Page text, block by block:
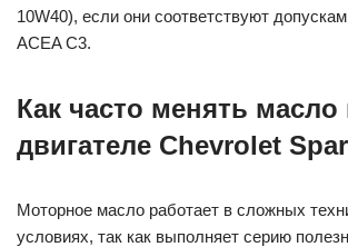
10W40), если они соответствуют
ACEA C3.
Как часто менять масло
двигателе Chevrolet
Моторное масло работает в сложных
условиях, так как выполняет серию